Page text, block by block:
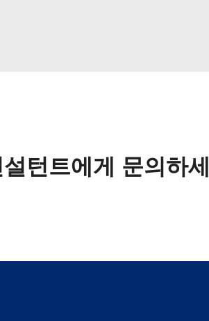
턴트에게 문의하세